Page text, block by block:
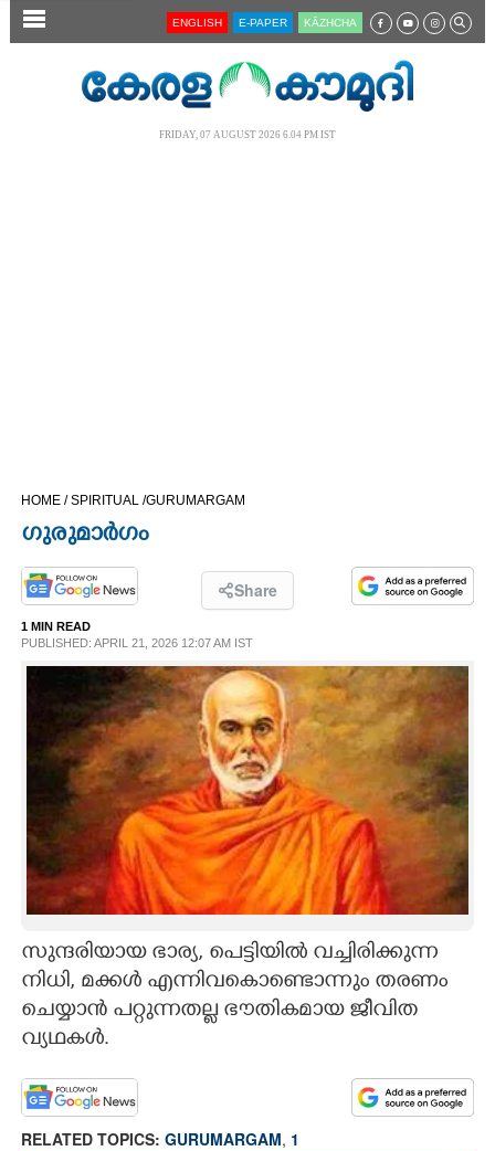
SECTIONS
OPINION
PHOTOS
LIFESTYLE
SPIRITUAL
INFO+
ART
ASTRO
CARTOONS
LITERATURE
ENGLISH E-PAPER KĀZHCHA
FRIDAY, 07 AUGUST 2026 6.04 PM IST
HOME /SPIRITUAL /GURUMARGAM
ഗുരുമാർഗം
Share
1 MIN READ
PUBLISHED: APRIL 21, 2026 12:07 AM IST
സുന്ദരിയായ ഭാര്യ, പെട്ടിയിൽ വച്ചിരിക്കുന്ന
നിധി, മക്കൾ എന്നിവകൊണ്ടൊന്നും തരണം
ചെയ്യാൻ പറ്റുന്നതല്ല ഭൗതികമായ ജീവിത
വ്യഥകൾ.
RELATED TOPICS: GURUMARGAM, 1